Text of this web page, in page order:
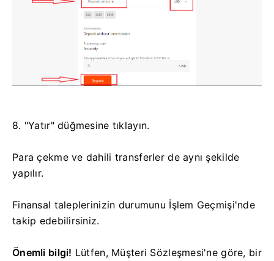
8. "Yatır" düğmesine tıklayın.
Para çekme ve dahili transferler de aynı şekilde
yapılır.
Finansal taleplerinizin durumunu İşlem Geçmişi'nde
takip edebilirsiniz.
Önemli bilgi! Lütfen, Müşteri Sözleşmesi'ne göre, bir